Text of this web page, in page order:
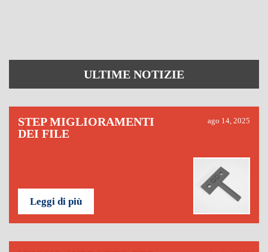
ULTIME NOTIZIE
STEP MIGLIORAMENTI
DEI FILE
ago 14, 2025
Leggi di più